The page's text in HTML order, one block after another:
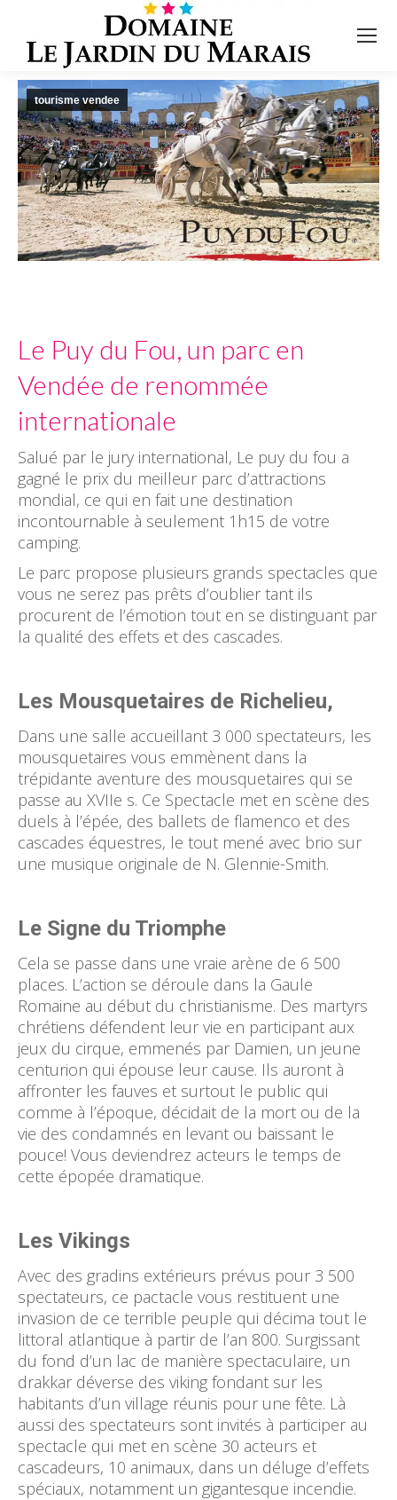
tourisme vendee
Le Puy du Fou, un parc en
Vendée de renommée
internationale
Salué par le jury international, Le puy du fou a
gagné le prix du meilleur parc d’attractions
mondial, ce qui en fait une destination
incontournable à seulement 1h15 de votre
camping.
Le parc propose plusieurs grands spectacles que
vous ne serez pas prêts d’oublier tant ils
procurent de l’émotion tout en se distinguant par
la qualité des effets et des cascades.
Les Mousquetaires de Richelieu,
Dans une salle accueillant 3 000 spectateurs, les
mousquetaires vous emmènent dans la
trépidante aventure des mousquetaires qui se
passe au XVIIe s. Ce Spectacle met en scène des
duels à l’épée, des ballets de flamenco et des
cascades équestres, le tout mené avec brio sur
une musique originale de N. Glennie-Smith.
Le Signe du Triomphe
Cela se passe dans une vraie arène de 6 500
places. L’action se déroule dans la Gaule
Romaine au début du christianisme. Des martyrs
chrétiens défendent leur vie en participant aux
jeux du cirque, emmenés par Damien, un jeune
centurion qui épouse leur cause. Ils auront à
affronter les fauves et surtout le public qui
comme à l’époque, décidait de la mort ou de la
vie des condamnés en levant ou baissant le
pouce! Vous deviendrez acteurs le temps de
cette épopée dramatique.
Les Vikings
Avec des gradins extérieurs prévus pour 3 500
spectateurs, ce pactacle vous restituent une
invasion de ce terrible peuple qui décima tout le
littoral atlantique à partir de l’an 800. Surgissant
du fond d’un lac de manière spectaculaire, un
drakkar déverse des viking fondant sur les
habitants d’un village réunis pour une fête. Là
aussi des spectateurs sont invités à participer au
spectacle qui met en scène 30 acteurs et
cascadeurs, 10 animaux, dans un déluge d’effets
spéciaux, notamment un gigantesque incendie.